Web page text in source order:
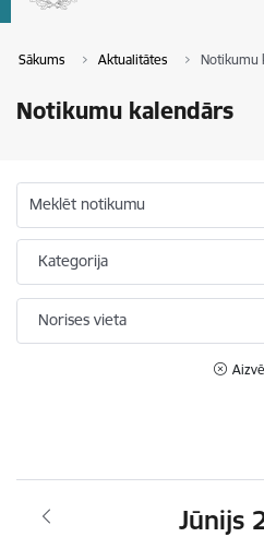
Sākums Aktualitātes Notikumu
Notikumu kalendārs
Meklēt notikumu
Kategorija
Norises vieta
Jūnijs